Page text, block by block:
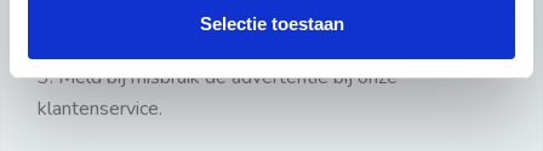
Selectie toestaan
3: Meld bij misbruik de advertentie bij onze
klantenservice.